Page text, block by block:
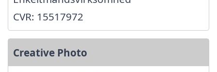
CVR: 15517972
Creative Photo